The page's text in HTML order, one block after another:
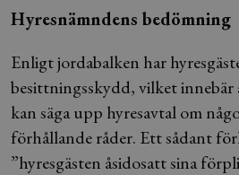
Hyresnämndens bedömning
Enligt jordabalken har
besittningsskydd, vilket innebär
kan säga upp hyresavtal om
förhållande råder. Ett sådant
”hyresgästen åsidosatt sina